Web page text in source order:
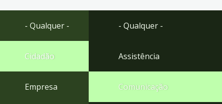
Ir
rodapé
- Qualquer -
Cidadão
Empresa
- Qualquer -
Assistência
Comunicação